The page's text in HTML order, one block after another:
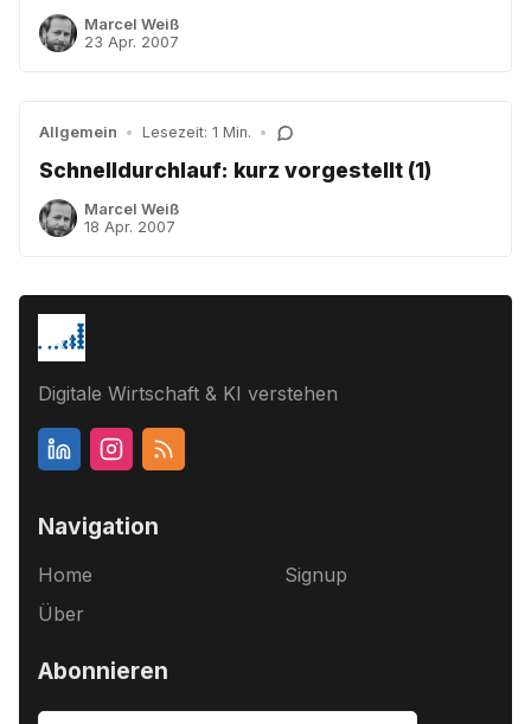
Marcel Weiß
23 Apr. 2007
Allgemein • Lesezeit: 1 Min. •
Schnelldurchlauf: kurz vorgestellt (1)
Marcel Weiß
18 Apr. 2007
Digitale Wirtschaft & KI verstehen
Navigation
Home
Über
Signup
Abonnieren